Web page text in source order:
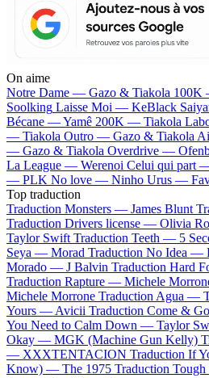
On aime
Notre Dame — Gazo & Tiakola
Soolking Laisse Moi — KeBlack
Bécane —Yamê 200K — Tiakola
— Tiakola Outro — Gazo & Tiakola
— Gazo & Tiakola Overdrive —
La League — Werenoi Celui qui part
— PLK No love — Ninho Urus —
Top traduction
Traduction Monsters — James Blunt
Traduction Drivers license — Olivia
Taylor Swift Traduction Teeth — 5
Seya — Morad Traduction No Idea —
Morado — J Balvin Traduction Hard
Traduction Rapture — Michele
Michele Morrone Traduction Agua —
Yours — Avicii Traduction Come &
You Need to Calm Down — Taylor
Okay — MGK (Machine Gun Kelly)
— XXXTENTACION Traduction If
Know) — The 1975 Traduction